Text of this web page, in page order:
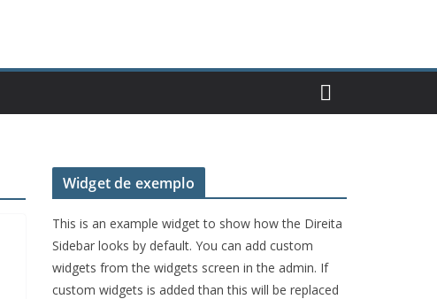
Widget de exemplo
This is an example widget to show how the Direita
Sidebar looks by default. You can add custom
widgets from the widgets screen in the admin. If
custom widgets is added than this will be replaced